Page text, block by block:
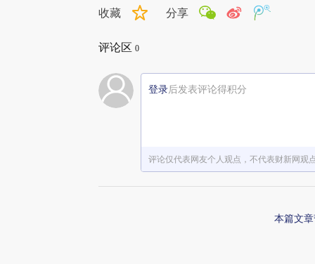
收藏 分享
评论区 0
登录后发表评论得积分
评论仅代表网友个人观点，不代表财新网观
本篇文